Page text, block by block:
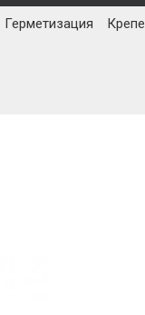
Герметизация